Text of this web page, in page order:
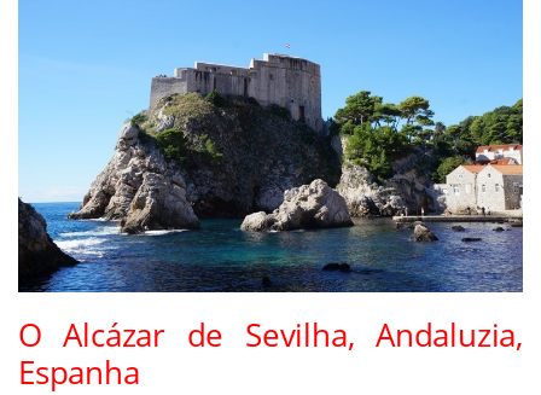
O Alcázar de Sevilha, Andaluzia,
Espanha